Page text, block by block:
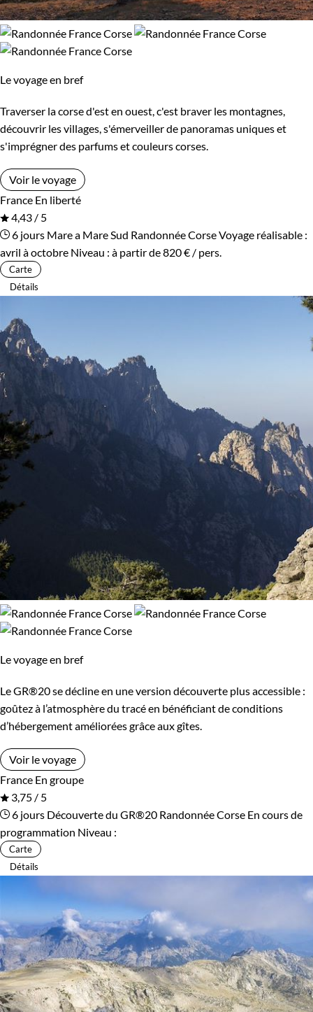
Le voyage en bref
Traverser la corse d'est en ouest, c'est braver les montagnes,
découvrir les villages, s'émerveiller de panoramas uniques et
s'imprégner des parfums et couleurs corses.
Voir le voyage
France En liberté
4,43 / 5
6 jours Mare a Mare Sud Randonnée CorseVoyage réalisable :
avril à octobre Niveau : à partir de820 € / pers.
Carte
Détails
Le voyage en bref
Le GR®20 se décline en une version découverte plus accessible :
goûtez à l’atmosphère du tracé en bénéficiant de conditions
d’hébergement améliorées grâce aux gîtes.
Voir le voyage
France En groupe
3,75 / 5
6 jours Découverte du GR®20 Randonnée Corse En cours de
programmation Niveau :
Carte
Détails